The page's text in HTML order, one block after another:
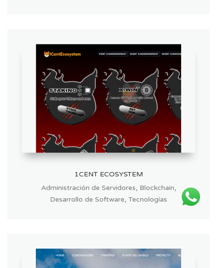
1CENT ECOSYSTEM
Administración de Servidores, Blockchain,
Desarrollo de Software, Tecnologías